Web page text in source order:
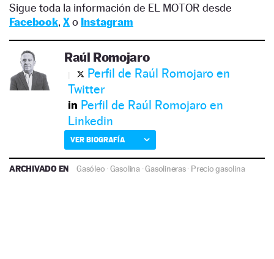
Sigue toda la información de EL MOTOR desde
Facebook, Xo Instagram
Raúl Romojaro
Perfil de Raúl Romojaro en
Twitter
Perfil de Raúl Romojaro en
Linkedin
VER BIOGRAFÍA
ARCHIVADO EN Gasóleo ·Gasolina·Gasolineras· Precio gasolina